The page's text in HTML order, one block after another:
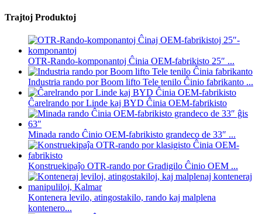
Trajtoj Produktoj
OTR-Rando-komponantoj Ĉinia OEM-fabrikisto 25″ ...
Industria rando por Boom lifto Tele tenilo Ĉinio fabrikanto ...
Ĉarelrando por Linde kaj BYD Ĉinia OEM-fabrikisto
Minada rando Ĉinio OEM-fabrikisto grandeco de 33″ ...
Konstruekipaĵo OTR-rando por Gradigilo Ĉinio OEM ...
Kontenera levilo, atingostakilo, rando kaj malplena
kontenero...